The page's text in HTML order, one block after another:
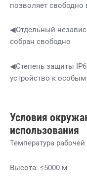
позволяет
◀Отдельный
собран свободно
◀Степень защиты
устройство к
Условия
использования
Температура
Высота: ≤5000 м